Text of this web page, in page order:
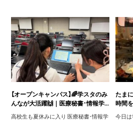
【オープンキャンパス】🌈学スタのみ
んなが大活躍🙌｜医療秘書・情報学...
高校生も夏休みに入り 医療秘書・情報学
たま
時間
今日